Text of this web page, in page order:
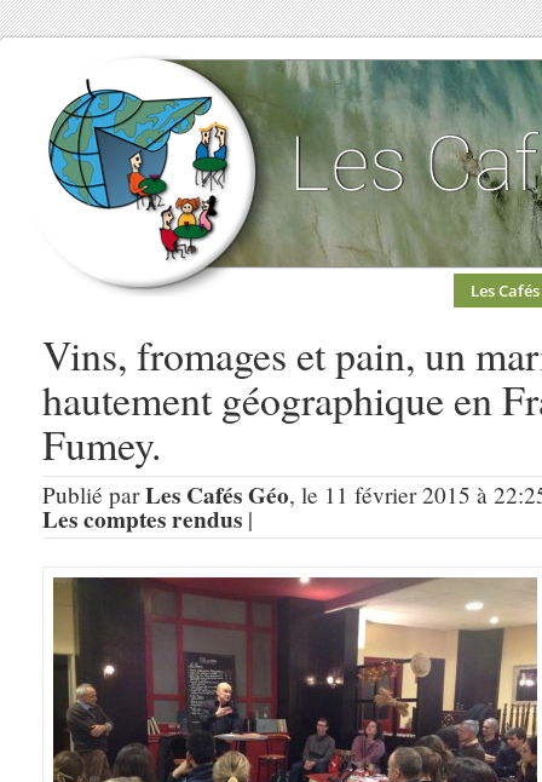
Les Cafés
Vins, fromages et pain, un
hautement géographique en
Fumey.
Publié parLes Cafés Géo, le 11 février 2015 à
Les comptes rendus |